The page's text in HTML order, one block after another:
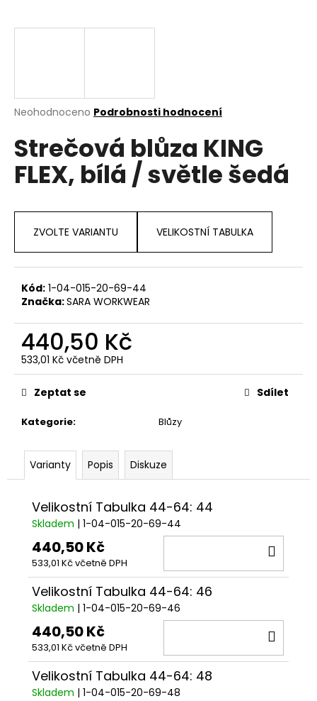
Průměrné
produktu
je
0,0
Neohodnoceno Podrobnosti hodnocení
Strečová blůza KING
FLEX, bílá / světle šedá
ZVOLTE VARIANTU VELIKOSTNÍ TABULKA
Kód: 1-04-015-20-69-44
Značka:SARA WORKWEAR
440,50 Kč
533,01 Kč včetně DPH
Měrná
cena:
Kategorie: Blůzy
Zeptat se Sdílet
Varianty Popis Diskuze
Velikostní Tabulka 44-64: 44
Skladem | 1-04-015-20-69-44
440,50 Kč
533,01 Kč včetně DPH
Velikostní Tabulka 44-64: 46
Skladem | 1-04-015-20-69-46
440,50 Kč
533,01 Kč včetně DPH
Velikostní Tabulka 44-64: 48
Skladem | 1-04-015-20-69-48
j
?
HLEDAT
p
o
u
č
e
e